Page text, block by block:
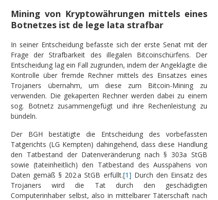
Mining von Kryptowährungen mittels eines
Botnetzes ist de lege lata strafbar
In seiner Entscheidung befasste sich der erste Senat mit der
Frage der Strafbarkeit des illegalen Bitcoinschürfens. Der
Entscheidung lag ein Fall zugrunden, indem der Angeklagte die
Kontrolle über fremde Rechner mittels des Einsatzes eines
Trojaners übernahm, um diese zum Bitcoin-Mining zu
verwenden. Die gekaperten Rechner werden dabei zu einem
sog. Botnetz zusammengefügt und ihre Rechenleistung zu
bündeln.
Der BGH bestätigte die Entscheidung des vorbefassten
Tatgerichts (LG Kempten) dahingehend, dass diese Handlung
den Tatbestand der Datenveränderung nach § 303a StGB
sowie (tateinheitlich) den Tatbestand des Ausspähens von
Daten gemäß § 202 a StGB erfüllt.[1] Durch den Einsatz des
Trojaners wird die Tat durch den geschädigten
Computerinhaber selbst, also in mittelbarer Täterschaft nach